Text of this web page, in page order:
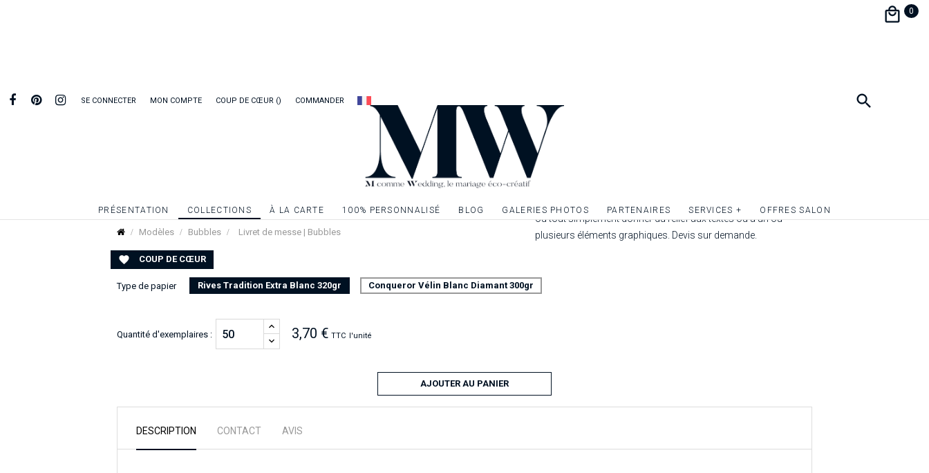
SE CONNECTER MON COMPTE COUP DE CŒUR COMMANDER
0
PRÉSENTATION COLLECTIONS À LA CARTE 100% PERSONNALISÉ BLOG GALERIES PHOTOS PARTENAIRES SERVICES + OFFRES SALON
Modèles Bubbles Livret de messe | Bubbles
 COUP DE CŒUR
assembler le tout avec un joli ruban ou une ficelle en lin. Effet
garanti !
Dépliant 4 pages imprimé recto/verso, format fermé 21,5 x 15
ou tout simplement donner du relief aux textes ou à un ou
plusieurs éléments graphiques. Devis sur demande.
Type de papier Rives Tradition Extra Blanc 320gr Conqueror Vélin Blanc Diamant 300gr
Quantité d'exemplaires : 3,70 € TTC l'unité
AJOUTER AU PANIER
DESCRIPTION CONTACT AVIS